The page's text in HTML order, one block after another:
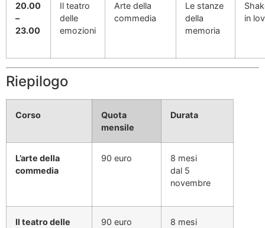
20.00
–
23.00
Il teatro
delle
emozioni
Arte della
commedia
Le stanze
della
memoria
in
Riepilogo
Corso
Quota
mensile
Durata
L’arte della
commedia
90 euro
8 mesi
dal 5
novembre
Il teatro delle
90 euro
8 mesi